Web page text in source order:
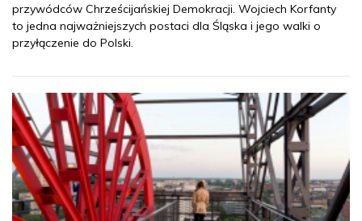
przywódców Chrześcijańskiej Demokracji. Wojciech Korfanty
to jedna najważniejszych postaci dla Śląska i jego walki o
przyłączenie do Polski.